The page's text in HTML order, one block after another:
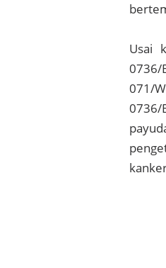
Usai
0736/
071/